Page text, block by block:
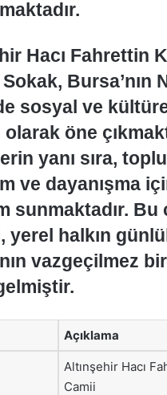
Hacı Fahrettin
Bursa’nın
sosyal ve
öne
yanı sıra,
ve dayanışma
sunmaktadır. Bu
yerel halkın
vazgeçilmez
Açıklama
Altınşehir Hacı
Camii